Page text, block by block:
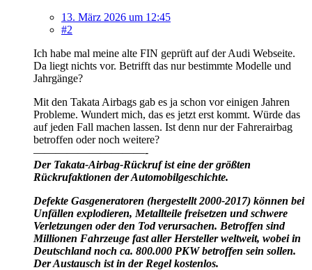
13. März 2026 um 12:45
#2
Ich habe mal meine alte FIN geprüft auf der Audi Webseite.
Da liegt nichts vor. Betrifft das nur bestimmte Modelle und
Jahrgänge?
Mit den Takata Airbags gab es ja schon vor einigen Jahren
Probleme. Wundert mich, das es jetzt erst kommt. Würde das
auf jeden Fall machen lassen. Ist denn nur der Fahrerairbag
betroffen oder noch weitere?
——————————-
Der Takata-Airbag-Rückruf ist eine der größten
Rückrufaktionen der Automobilgeschichte.
Defekte Gasgeneratoren (hergestellt 2000-2017) können bei
Unfällen explodieren, Metallteile freisetzen und schwere
Verletzungen oder den Tod verursachen. Betroffen sind
Millionen Fahrzeuge fast aller Hersteller weltweit, wobei in
Deutschland noch ca. 800.000 PKW betroffen sein sollen.
Der Austausch ist in der Regel kostenlos.